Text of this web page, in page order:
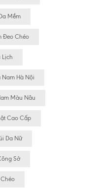
Mềm
Đeo Chéo
Lịch
Nam Hà Nội
Màu Nâu
Cao Cấp
Da Nữ
Sở